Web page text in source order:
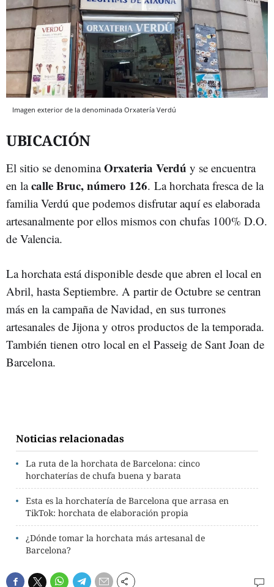
Imagen exterior de la denominada Orxatería Verdú
UBICACIÓN
El sitio se denominaOrxateria Verdú y se encuentra
en lacalle Bruc, número 126. La horchata fresca de la
familia Verdú que podemos disfrutar aquí es elaborada
artesanalmente por ellos mismos con chufas 100% D.O.
de Valencia.
La horchata está disponible desde que abren el local en
Abril, hasta Septiembre. A partir de Octubre se centran
más en la campaña de Navidad, en sus turrones
artesanales de Jijona y otros productos de la temporada.
También tienen otro local en el Passeig de Sant Joan de
Barcelona.
Noticias relacionadas
La ruta de la horchata de Barcelona: cinco
horchaterías de chufa buena y barata
Esta es la horchatería de Barcelona que arrasa en
TikTok: horchata de elaboración propia
¿Dónde tomar la horchata más artesanal de
Barcelona?